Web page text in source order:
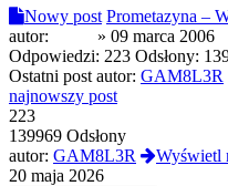
Nowy post Prometazyna –
autor:
» 09 marca 2006
Odpowiedzi: 223 Odsłony:
Ostatni post autor: GAM8L3R
najnowszy post
223
139969 Odsłony
autor: GAM8L3R
Wyświetl
20 maja 2026